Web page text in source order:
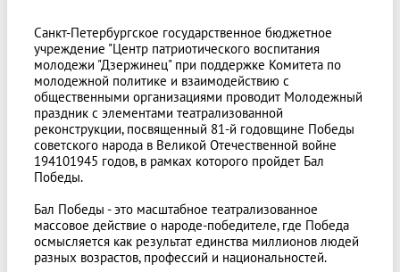
Санкт-Петербургское государственное бюджетное
учреждение "Центр патриотического воспитания
молодежи "Дзержинец" при поддержке Комитета по
молодежной политике и взаимодействию с
общественными организациями проводит Молодежный
праздник с элементами театрализованной
реконструкции, посвященный 81-й годовщине Победы
советского народа в Великой Отечественной войне
194101945 годов, в рамках которого пройдет Бал
Победы.
Бал Победы - это масштабное театрализованное
массовое действие о народе-победителе, где Победа
осмысляется как результат единства миллионов людей
разных возрастов, профессий и национальностей.